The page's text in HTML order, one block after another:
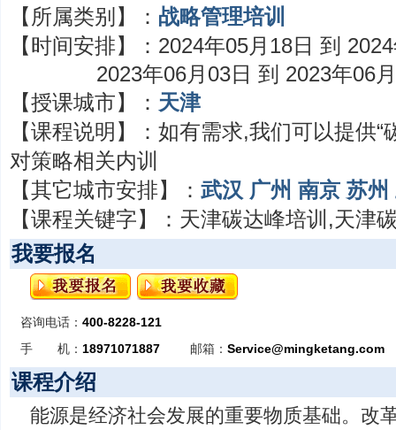
【所属类别】： 战略管理培训
【时间安排】： 2024年05月18日 到
2023年06月03日 到 2023年06
【授课城市】： 天津
【课程说明】： 如有需求,我们可以提供“
对策略相关内训
【其它城市安排】： 武汉 广州 南京 苏州
【课程关键字】： 天津碳达峰培训,天津
我要报名
咨询电话： 400-8228-121
手 机： 18971071887 邮箱： Service@mingketang.com
课程介绍
能源是经济社会发展的重要物质基础。改